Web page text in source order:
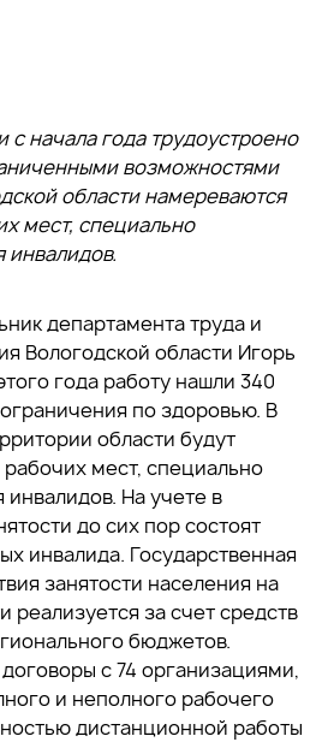
с начала года трудоустроено
возможностями
области намереваются
мест, специально
инвалидов.
департамента труда и
Вологодской области Игорь
года работу нашли 340
по здоровью. В
области будут
мест, специально
На учете в
до сих пор состоят
инвалида. Государственная
занятости населения на
реализуется за счет средств
бюджетов.
с 74 организациями,
и неполного рабочего
дистанционной работы